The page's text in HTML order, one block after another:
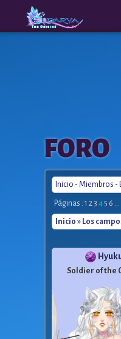
The
Origins
FORO
Inicio - Miembros -
Páginas : 1 23 45 6 ...
Inicio » Los
Soldier of the